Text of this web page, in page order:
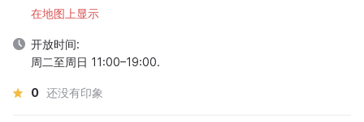
在地图上显示
开放时间:
周二至周日 11:00–19:00.
0 还没有印象